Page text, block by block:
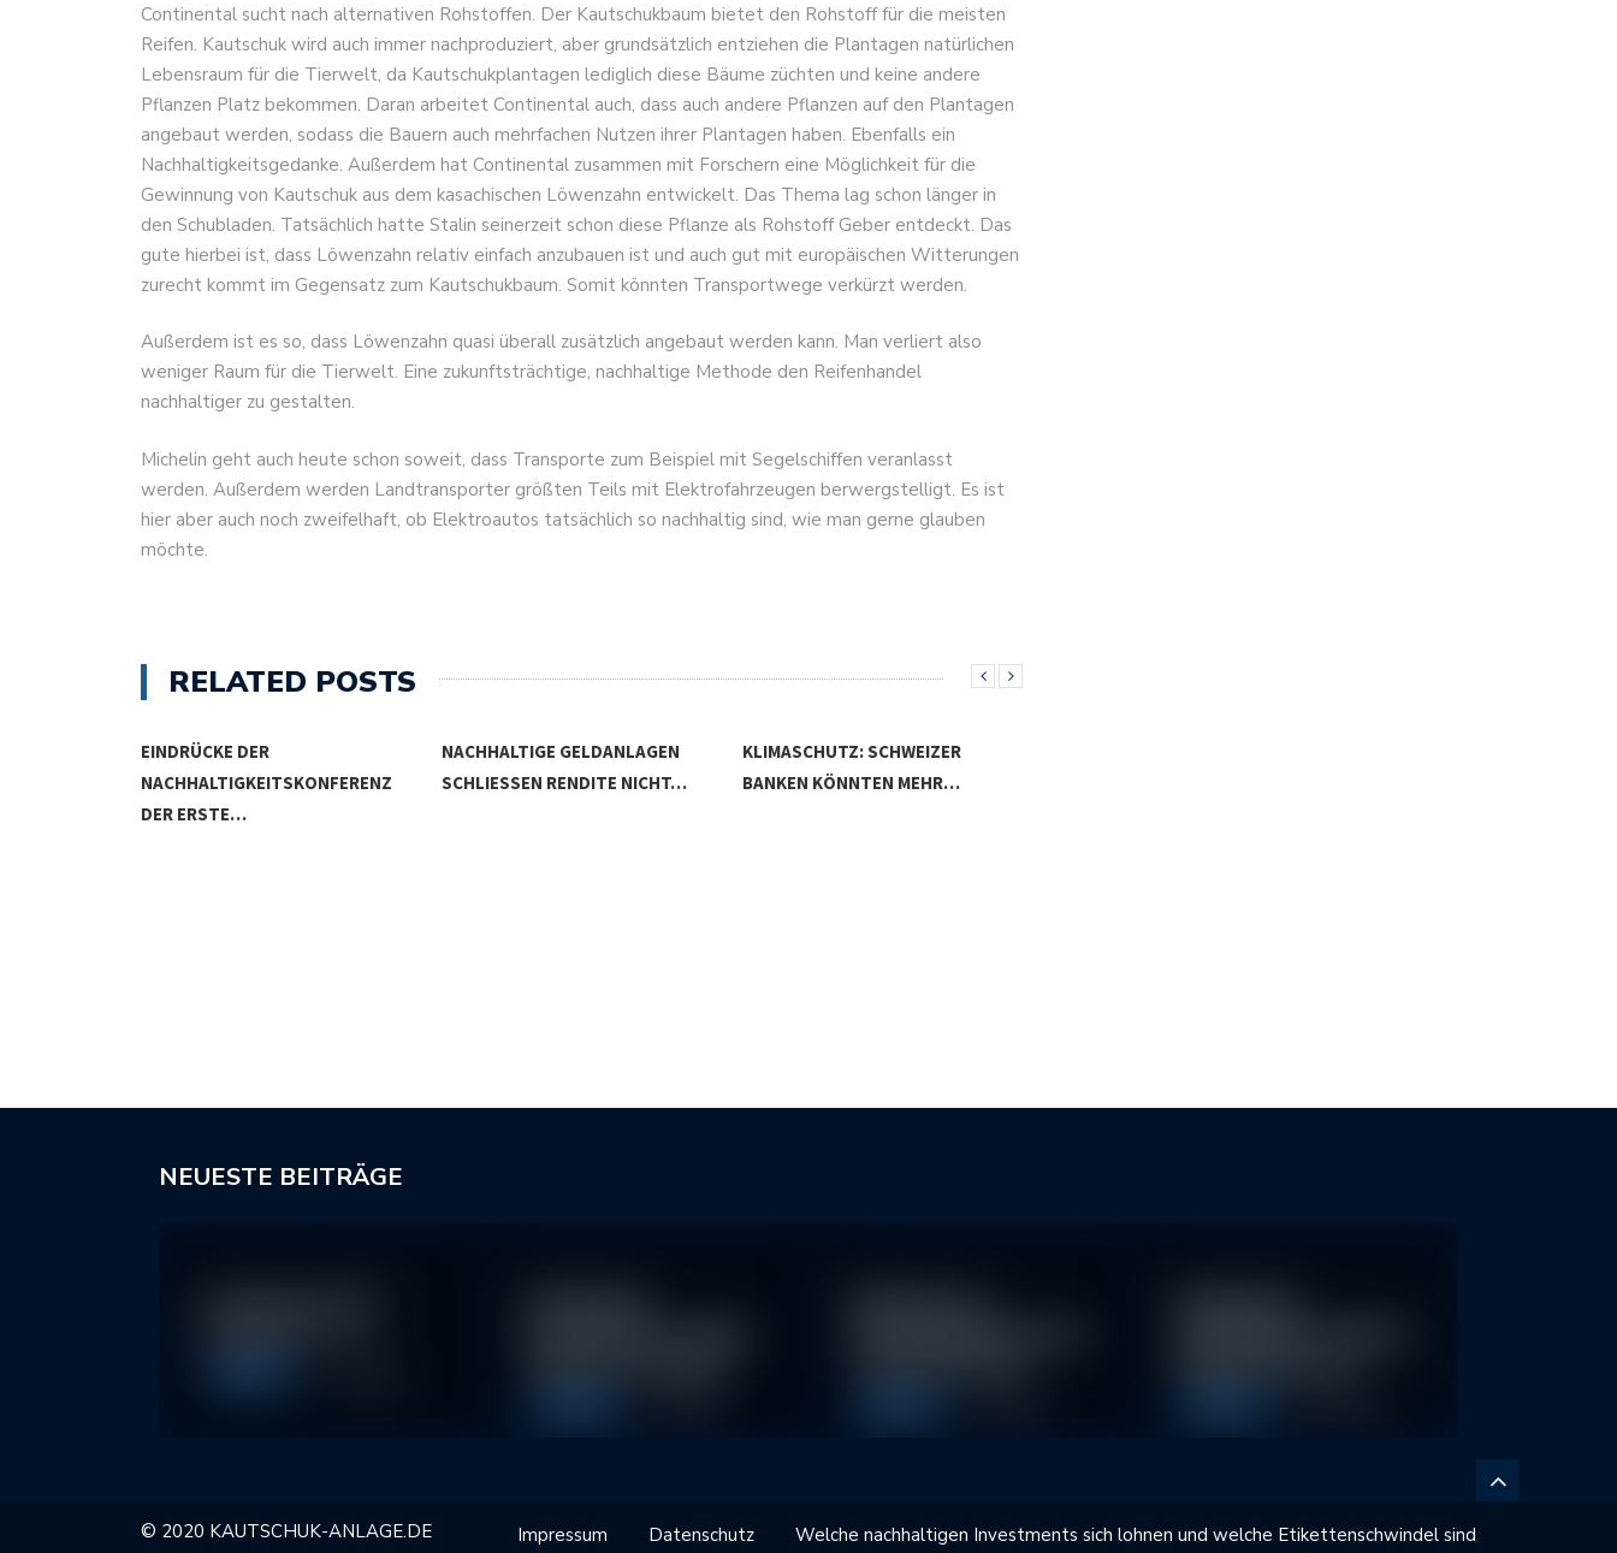
Continental sucht nach alternativen Rohstoffen. Der Kautschukbaum bietet den Rohstoff für die meisten
Reifen. Kautschuk wird auch immer nachproduziert, aber grundsätzlich entziehen die Plantagen natürlichen
Lebensraum für die Tierwelt, da Kautschukplantagen lediglich diese Bäume züchten und keine andere
Pflanzen Platz bekommen. Daran arbeitet Continental auch, dass auch andere Pflanzen auf den Plantagen
angebaut werden, sodass die Bauern auch mehrfachen Nutzen ihrer Plantagen haben. Ebenfalls ein
Nachhaltigkeitsgedanke. Außerdem hat Continental zusammen mit Forschern eine Möglichkeit für die
Gewinnung von Kautschuk aus dem kasachischen Löwenzahn entwickelt. Das Thema lag schon länger in
den Schubladen. Tatsächlich hatte Stalin seinerzeit schon diese Pflanze als Rohstoff Geber entdeckt. Das
gute hierbei ist, dass Löwenzahn relativ einfach anzubauen ist und auch gut mit europäischen Witterungen
zurecht kommt im Gegensatz zum Kautschukbaum. Somit könnten Transportwege verkürzt werden.
Außerdem ist es so, dass Löwenzahn quasi überall zusätzlich angebaut werden kann. Man verliert also
weniger Raum für die Tierwelt. Eine zukunftsträchtige, nachhaltige Methode den Reifenhandel
nachhaltiger zu gestalten.
Michelin geht auch heute schon soweit, dass Transporte zum Beispiel mit Segelschiffen veranlasst
werden. Außerdem werden Landtransporter größten Teils mit Elektrofahrzeugen berwergstelligt. Es ist
hier aber auch noch zweifelhaft, ob Elektroautos tatsächlich so nachhaltig sind, wie man gerne glauben
möchte.
RELATED POSTS
EINDRÜCKE DER
NACHHALTIGKEITSKONFERENZ
DER ERSTE…
NACHHALTIGE GELDANLAGEN
SCHLIESSEN RENDITE NICHT…
KLIMASCHUTZ: SCHWEIZER
BANKEN KÖNNTEN MEHR…
NEUESTE BEITRÄGE
© 2020 KAUTSCHUK-ANLAGE.DE Impressum Datenschutz Welche nachhaltigen Investments sich lohnen und welche Etikettenschwindel sind